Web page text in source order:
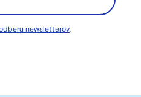
newsletterov.